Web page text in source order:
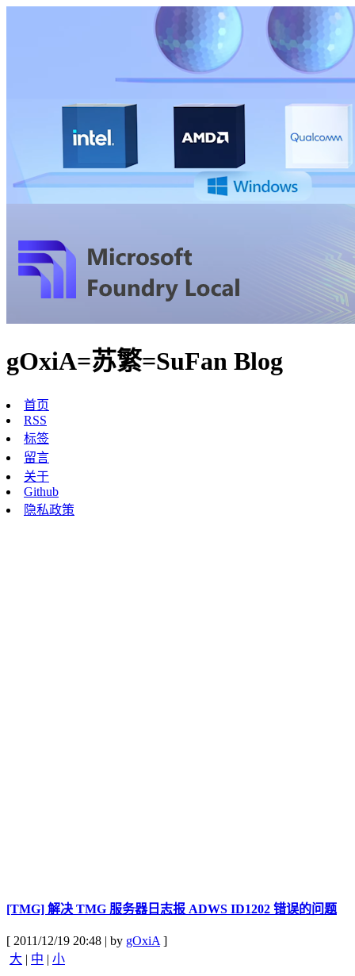
gOxiA=苏繁=SuFan Blog
首页
RSS
标签
留言
关于
Github
隐私政策
[TMG] 解决 TMG 服务器日志报 ADWS ID1202 错误的问题
[ 2011/12/19 20:48 | by gOxiA]
大 | 中 | 小